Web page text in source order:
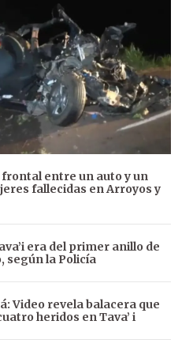
entre un auto y un
fallecidas en Arroyos y
era del primer anillo de
según la Policía
Video revela balacera que
heridos en Tava’ i